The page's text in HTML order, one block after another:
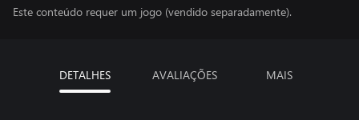
Este conteúdo requer um jogo (vendido separadamente).
DETALHES AVALIAÇÕES MAIS